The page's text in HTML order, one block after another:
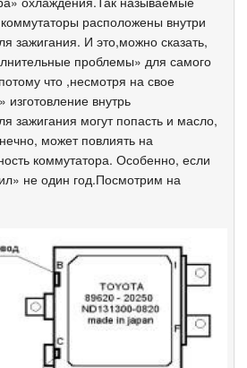
расположены внутри
зажигания. И это,можно сказать,
проблемы» для самого
что ,несмотря на свое
внутрь
зажигания могут попасть и масло,
может повлиять на
коммутатора. Особенно, если
не один год.Посмотрим на